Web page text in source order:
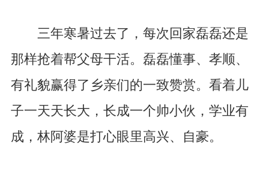
三年寒暑过去了，每次回家磊磊还是
那样抢着帮父母干活。磊磊懂事、孝顺、
有礼貌赢得了乡亲们的一致赞赏。看着儿
子一天天长大，长成一个帅小伙，学业有
成，林阿婆是打心眼里高兴、自豪。